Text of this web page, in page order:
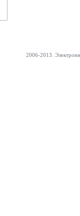
2006-2013.